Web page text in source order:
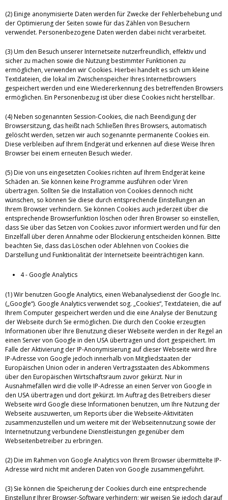
(2) Einige anonymisierte Daten werden für Zwecke der Fehlerbehebung und
der Optimierung der Seiten sowie für das Zählen von Besuchern
verwendet. Personenbezogene Daten werden dabei nicht verarbeitet.
(3) Um den Besuch unserer Internetseite nutzerfreundlich, effektiv und
sicher zu machen sowie die Nutzung bestimmter Funktionen zu
ermöglichen, verwenden wir Cookies. Hierbei handelt es sich um kleine
Textdateien, die lokal im Zwischenspeicher Ihres Internetbrowsers
gespeichert werden und eine Wiedererkennung des betreffenden Browsers
ermöglichen. Ein Personenbezug ist über diese Cookies nicht herstellbar.
(4) Neben sogenannten Session-Cookies, die nach Beendigung der
Browsersitzung, das heißt nach Schließen Ihres Browsers, automatisch
gelöscht werden, setzen wir auch sogenannte permanente Cookies ein.
Diese verbleiben auf Ihrem Endgerät und erkennen auf diese Weise Ihren
Browser bei einem erneuten Besuch wieder.
(5) Die von uns eingesetzten Cookies richten auf Ihrem Endgerät keine
Schäden an. Sie können keine Programme ausführen oder Viren
übertragen. Sollten Sie die Installation von Cookies dennoch nicht
wünschen, so können Sie diese durch entsprechende Einstellungen an
Ihrem Browser verhindern. Sie können Cookies auch jederzeit über die
entsprechende Browserfunktion löschen oder Ihren Browser so einstellen,
dass Sie über das Setzen von Cookies zuvor informiert werden und für den
Einzelfall über deren Annahme oder Blockierung entscheiden können. Bitte
beachten Sie, dass das Löschen oder Ablehnen von Cookies die
Darstellung und Funktionalität der Internetseite beeinträchtigen kann.
4 - Google Analytics
(1) Wir benutzen Google Analytics, einen Webanalysedienst der Google Inc.
(„Google“). Google Analytics verwendet sog. „Cookies“, Textdateien, die auf
Ihrem Computer gespeichert werden und die eine Analyse der Benutzung
der Webseite durch Sie ermöglichen. Die durch den Cookie erzeugten
Informationen über Ihre Benutzung dieser Webseite werden in der Regel an
einen Server von Google in den USA übertragen und dort gespeichert. Im
Falle der Aktivierung der IP-Anonymisierung auf dieser Webseite wird Ihre
IP-Adresse von Google jedoch innerhalb von Mitgliedstaaten der
Europäischen Union oder in anderen Vertragsstaaten des Abkommens
über den Europäischen Wirtschaftsraum zuvor gekürzt. Nur in
Ausnahmefällen wird die volle IP-Adresse an einen Server von Google in
den USA übertragen und dort gekürzt. Im Auftrag des Betreibers dieser
Webseite wird Google diese Informationen benutzen, um Ihre Nutzung der
Webseite auszuwerten, um Reports über die Webseite-Aktivitäten
zusammenzustellen und um weitere mit der Webseitennutzung sowie der
Internetnutzung verbundene Dienstleistungen gegenüber dem
Webseitenbetreiber zu erbringen.
(2) Die im Rahmen von Google Analytics von Ihrem Browser übermittelte IP-
Adresse wird nicht mit anderen Daten von Google zusammengeführt.
(3) Sie können die Speicherung der Cookies durch eine entsprechende
Einstellung Ihrer Browser-Software verhindern; wir weisen Sie jedoch darauf